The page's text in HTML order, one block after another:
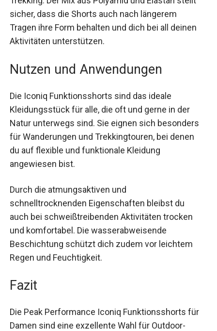
sicher, dass die Shorts auch nach längerem
Tragen ihre Form behalten und dich bei all deinen
Aktivitäten unterstützen.
Nutzen und Anwendungen
Die Iconiq Funktionsshorts sind das ideale
Kleidungsstück für alle, die oft und gerne in der
Natur unterwegs sind. Sie eignen sich besonders
für Wanderungen und Trekkingtouren, bei denen
du auf flexible und funktionale Kleidung
angewiesen bist.
Durch die atmungsaktiven und
schnelltrocknenden Eigenschaften bleibst du
auch bei schweißtreibenden Aktivitäten trocken
und komfortabel. Die wasserabweisende
Beschichtung schützt dich zudem vor leichtem
Regen und Feuchtigkeit.
Fazit
Die Peak Performance Iconiq Funktionsshorts für
Damen sind eine exzellente Wahl für Outdoor-